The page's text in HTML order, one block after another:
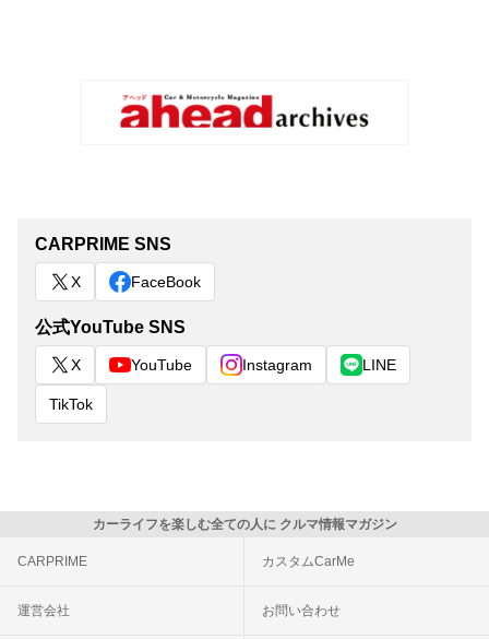
CARPRIME SNS
X FaceBook
公式YouTube SNS
X YouTube Instagram LINE
TikTok
カーライフを楽しむ全ての人に クルマ情報マガジン
CARPRIME カスタムCarMe
運営会社 お問い合わせ